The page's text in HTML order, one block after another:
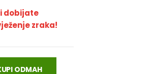
dobijate
zraka!
ODMAH